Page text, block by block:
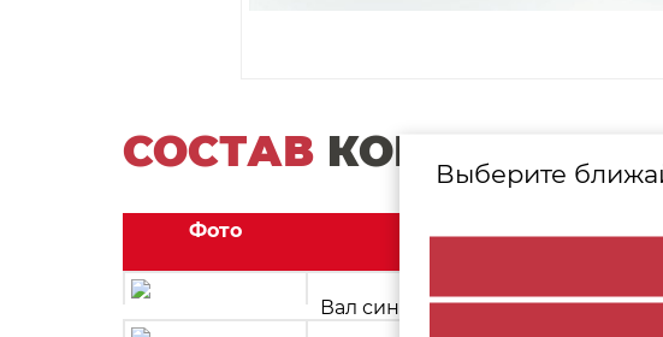
Выберите
СОСТАВ КОМПЛЕКТА
Фото
Вал синхронизации TIP-ON